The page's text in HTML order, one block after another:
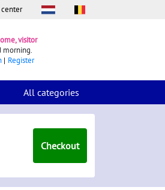
visitor
morning.
Register
All categories
Checkout